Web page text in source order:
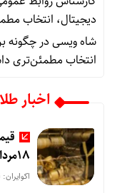
دیجیتال، انتخاب
شاه ویسیدرچگونه
انتخاب مطمئن‌تری
اخبار
18مرداد/ کاهش همه قیمت ها + جدول